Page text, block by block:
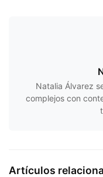
Natalia Álvarez
complejos con
Artículos